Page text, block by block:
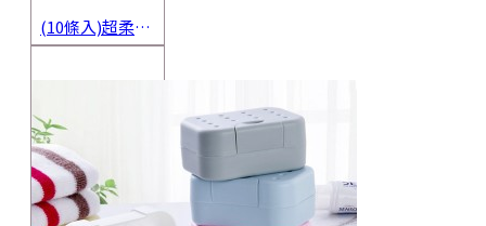
(10條入)超柔軟抹布 不沾油洗碗巾 多用途擦拭布